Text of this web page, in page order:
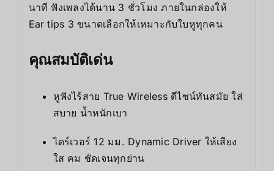
นาที ฟังเพลงได้นาน 3 ชั่วโมง ภายในกล่องให้
Ear tips 3 ขนาดเลือกให้เหมาะกับใบหูทุกคน
คุณสมบัติเด่น
หูฟังไร้สาย True Wireless ดีไซน์ทันสมัย ใส่
สบาย น้ำหนักเบา
ไดร์เวอร์ 12 มม. Dynamic Driver ให้เสียง
ใส คม ชัดเจนทุกย่าน